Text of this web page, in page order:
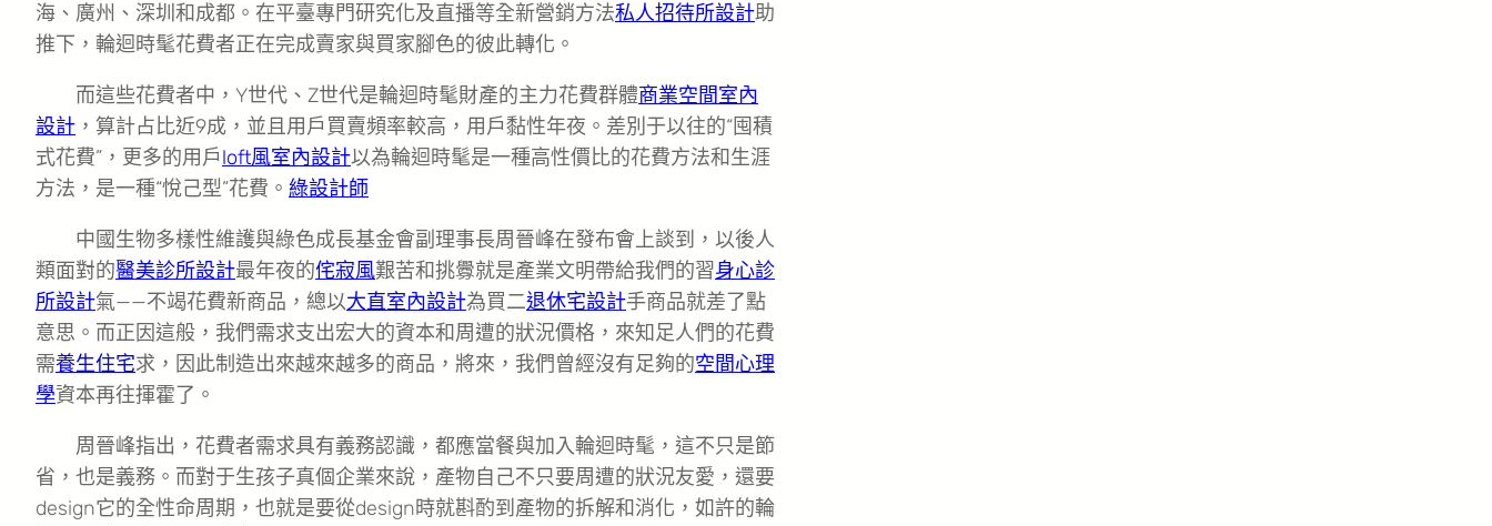
海、廣州、深圳和成都。在平臺專門研究化及直播等全新營銷方法私人招待所設計助
推下，輪迴時髦花費者正在完成賣家與買家腳色的彼此轉化。
而這些花費者中，Y世代、Z世代是輪迴時髦財產的主力花費群體商業空間室內
設計 ，算計占比近9成，並且用戶買賣頻率較高，用戶黏性年夜。差別于以往的“囤積
式花費”，更多的用戶loft風室內設計以為輪迴時髦是一種高性價比的花費方法和生涯
方法，是一種“悅己型”花費。 綠設計師
中國生物多樣性維護與綠色成長基金會副理事長周晉峰在發布會上談到，以後人
類面對的醫美診所設計最年夜的侘寂風艱苦和挑釁就是產業文明帶給我們的習身心診
所設計氣——不竭花費新商品，總以大直室內設計為買二退休宅設計手商品就差了點
意思。而正因這般，我們需求支出宏大的資本和周遭的狀況價格，來知足人們的花費
需養生住宅求，因此制造出來越來越多的商品，將來，我們曾經沒有足夠的空間心理
學資本再往揮霍了。
周晉峰指出，花費者需求具有義務認識，都應當餐與加入輪迴時髦，這不只是節
省，也是義務。而對于生孩子真個企業來說，產物自己不只要周遭的狀況友愛，還要
design它的全性命周期，也就是要從design時就斟酌到產物的拆解和消化，如許的輪